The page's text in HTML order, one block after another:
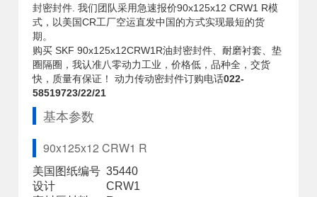
封密封件. 我们团队采用急速报价90x125x12 CRW1 R模
式，以美国CR工厂空运直发中国的方式实现最短的货
期。
购买 SKF 90x125x12CRW1R油封密封件、耐磨衬套、垫
圈隔圈，我认准八零动力工业，价格低，品种全，交货
快，质量有保证！ 动力传动密封件订购电话022-
58519723/22/21
基本参数
90x125x12 CRW1 R
美国图纸编号 35440
设计
CRW1